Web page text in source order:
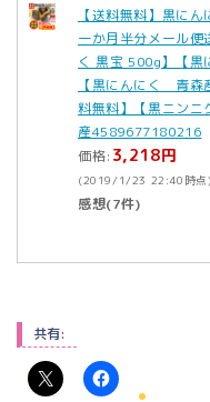
【送料無料】黒に
一か月半分メール便
く 黒宝 500g】【黒
【黒にんにく 青森
料無料】【黒ニンニ
産4589677180216
価格: 3,218円
(2019/1/23 22:40時点)
感想(7件)
共有: